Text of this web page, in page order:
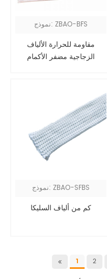
نموذج: ZBAO-BFS
مقاومة للحرارة الألياف
الزجاجية مضفر الأكمام
نموذج: ZBAO-SFBS
كم من ألياف السليكا
1 2